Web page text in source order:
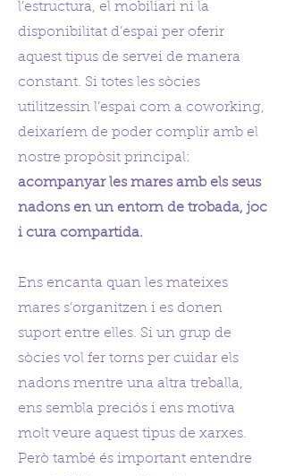
l’estructura, el mobiliari ni la
disponibilitat d’espai per oferir
aquest tipus de servei de manera
constant. Si totes les sòcies
utilitzessin l’espai com a coworking,
deixaríem de poder complir amb el
nostre propòsit principal:
acompanyar les mares amb els seus
nadons en un entorn de trobada, joc
i cura compartida.
Ens encanta quan les mateixes
mares s’organitzen i es donen
suport entre elles. Si un grup de
sòcies vol fer torns per cuidar els
nadons mentre una altra treballa,
ens sembla preciós i ens motiva
molt veure aquest tipus de xarxes.
Però també és important entendre